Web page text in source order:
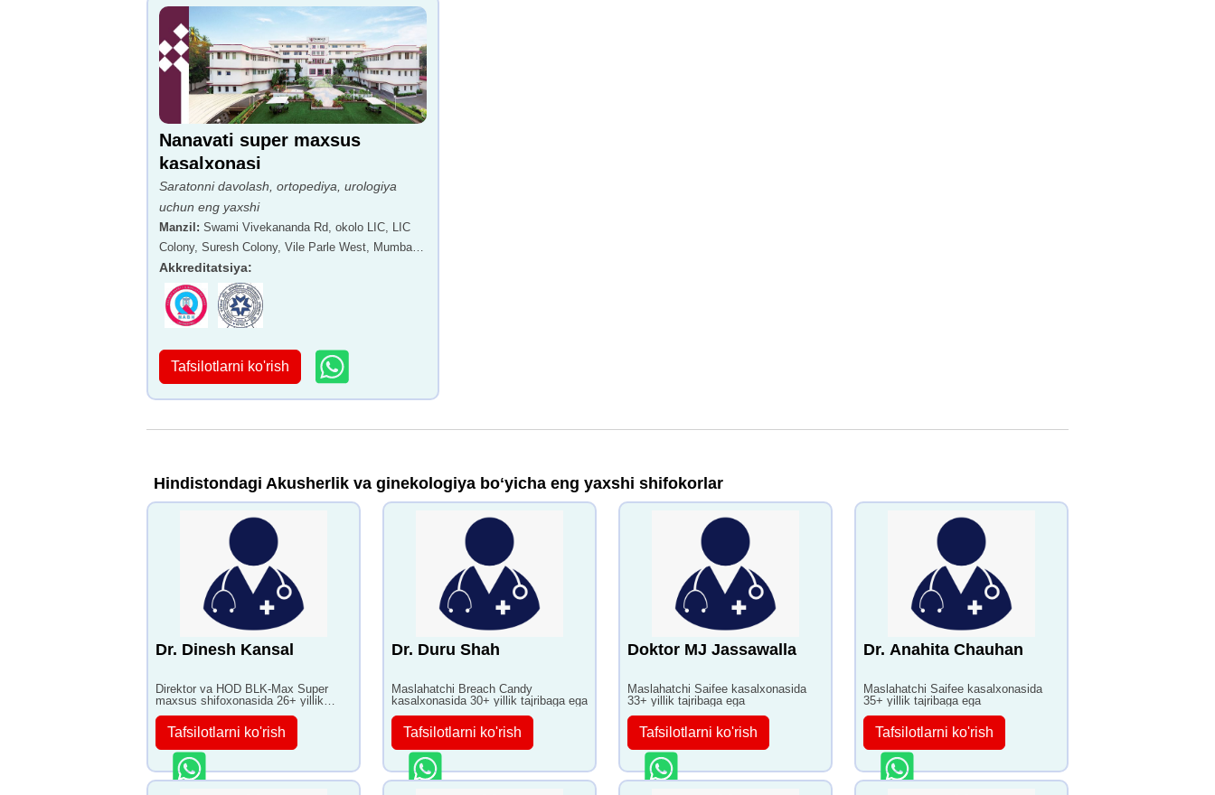
Nanavati super maxsus
kasalxonasi
Saratonni davolash, ortopediya, urologiya
uchun eng yaxshi
Manzil : Swami Vivekananda Rd, okolo LIC, LIC
Colony, Suresh Colony, Vile Parle West, Mumbay,
Maharashtra 400056
Akkreditatsiya:
Tafsilotlarni ko'rish
Hindistondagi Akusherlik va ginekologiya boʻyicha eng yaxshi shifokorlar
Dr. Dinesh Kansal
Direktor va HOD BLK-Max Super
maxsus shifoxonasida 26+ yillik
tajribaga ega
Tafsilotlarni ko'rish
Dr. Duru Shah
Maslahatchi Breach Candy
kasalxonasida 30+ yillik tajribaga ega
Tafsilotlarni ko'rish
Doktor MJ Jassawalla
Maslahatchi Saifee kasalxonasida
33+ yillik tajribaga ega
Tafsilotlarni ko'rish
Dr. Anahita Chauhan
Maslahatchi Saifee kasalxonasida
35+ yillik tajribaga ega
Tafsilotlarni ko'rish